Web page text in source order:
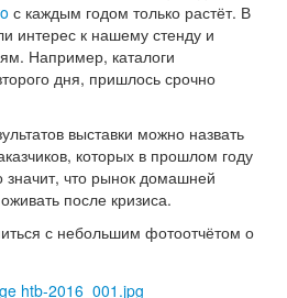
с каждым годом только растёт. В
интерес к нашему стенду и
Например, каталоги
дня, пришлось срочно
выставки можно назвать
которых в прошлом году
значит, что рынок домашней
после кризиса.
с небольшим фотоотчётом о